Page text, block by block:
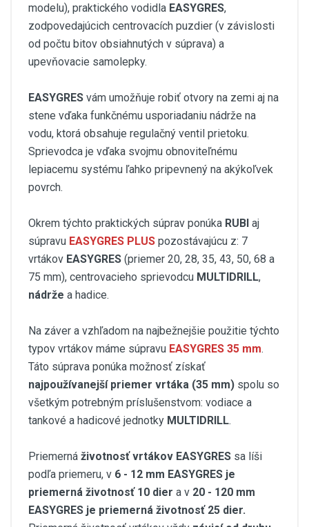
modelu), praktického vodidla EASYGRES,
zodpovedajúcich centrovacích puzdier (v závislosti
od počtu bitov obsiahnutých v súprava) a
upevňovacie samolepky.
EASYGRES vám umožňuje robiť otvory na zemi aj na
stene vďaka funkčnému usporiadaniu nádrže na
vodu, ktorá obsahuje regulačný ventil prietoku.
Sprievodca je vďaka svojmu obnoviteľnému
lepiacemu systému ľahko pripevnený na akýkoľvek
povrch.
Okrem týchto praktických súprav ponúka RUBI aj
súpravu EASYGRES PLUS pozostávajúcu z: 7
vrtákov EASYGRES (priemer 20, 28, 35, 43, 50, 68 a
75 mm), centrovacieho sprievodcu MULTIDRILL,
nádrže a hadice.
Na záver a vzhľadom na najbežnejšie použitie týchto
typov vrtákov máme súpravu EASYGRES 35 mm.
Táto súprava ponúka možnosť získať
najpoužívanejší priemer vrtáka (35 mm) spolu so
všetkým potrebným príslušenstvom: vodiace a
tankové a hadicové jednotky MULTIDRILL.
Priemerná životnosť vrtákov EASYGRES sa líši
podľa priemeru, v 6 - 12 mm EASYGRES je
priemerná životnosť 10 dier a v 20 - 120 mm
EASYGRES je priemerná životnosť 25 dier.